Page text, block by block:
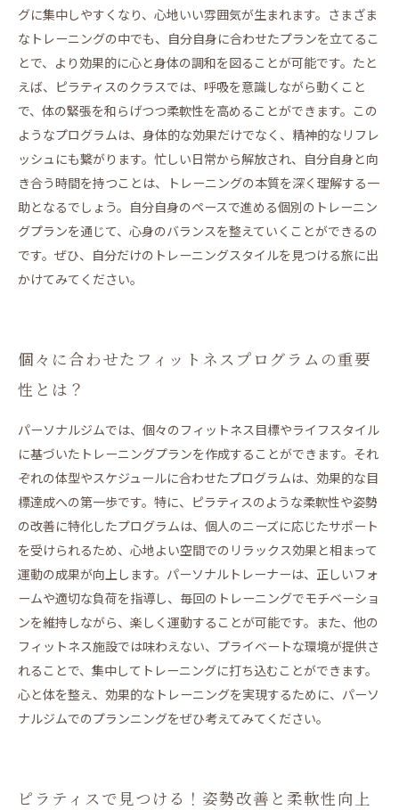
グに集中しやすくなり、心地いい雰囲気が生まれます。さまざま
なトレーニングの中でも、自分自身に合わせたプランを立てるこ
とで、より効果的に心と身体の調和を図ることが可能です。たと
えば、ピラティスのクラスでは、呼吸を意識しながら動くこと
で、体の緊張を和らげつつ柔軟性を高めることができます。この
ようなプログラムは、身体的な効果だけでなく、精神的なリフレ
ッシュにも繋がります。忙しい日常から解放され、自分自身と向
き合う時間を持つことは、トレーニングの本質を深く理解する一
助となるでしょう。自分自身のペースで進める個別のトレーニン
グプランを通じて、心身のバランスを整えていくことができるの
です。ぜひ、自分だけのトレーニングスタイルを見つける旅に出
かけてみてください。
個々に合わせたフィットネスプログラムの重要
性とは？
パーソナルジムでは、個々のフィットネス目標やライフスタイル
に基づいたトレーニングプランを作成することができます。それ
ぞれの体型やスケジュールに合わせたプログラムは、効果的な目
標達成への第一歩です。特に、ピラティスのような柔軟性や姿勢
の改善に特化したプログラムは、個人のニーズに応じたサポート
を受けられるため、心地よい空間でのリラックス効果と相まって
運動の成果が向上します。パーソナルトレーナーは、正しいフォ
ームや適切な負荷を指導し、毎回のトレーニングでモチベーショ
ンを維持しながら、楽しく運動することが可能です。また、他の
フィットネス施設では味わえない、プライベートな環境が提供さ
れることで、集中してトレーニングに打ち込むことができます。
心と体を整え、効果的なトレーニングを実現するために、パーソ
ナルジムでのプランニングをぜひ考えてみてください。
ピラティスで見つける！姿勢改善と柔軟性向上